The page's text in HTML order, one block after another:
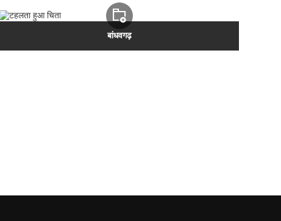
बांधवगढ़